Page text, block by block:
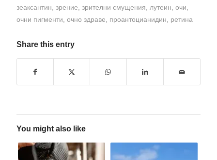
зеаксантин, зрение, зрителни смущения, лутеин, очи,
очни пигменти, очно здраве, проантоцианидин, ретина
Share this entry
You might also like